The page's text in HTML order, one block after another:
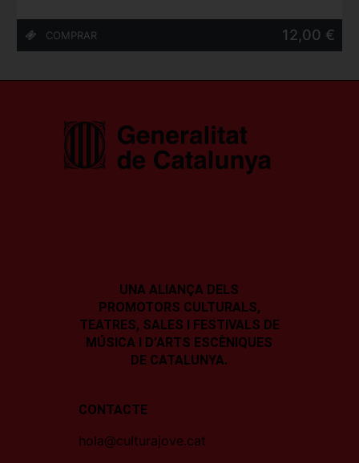
12,00 €
UNA ALIANÇA DELS
PROMOTORS CULTURALS,
TEATRES, SALES I FESTIVALS DE
MÚSICA I D’ARTS ESCÈNIQUES
DE CATALUNYA.
CONTACTE
hola@culturajove.cat